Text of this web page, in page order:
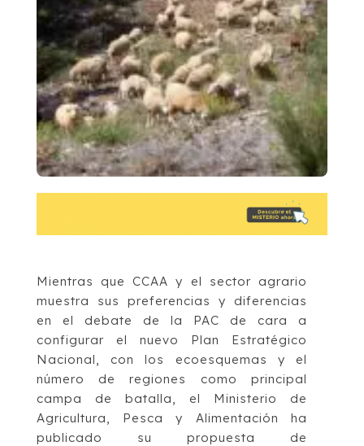
Mientras que CCAA y el sector agrario
muestra sus preferencias y diferencias
en el debate de la PAC de cara a
configurar el nuevo Plan Estratégico
Nacional, con los ecoesquemas y el
número de regiones como principal
campa de batalla, el Ministerio de
Agricultura, Pesca y Alimentación ha
publicado su propuesta de